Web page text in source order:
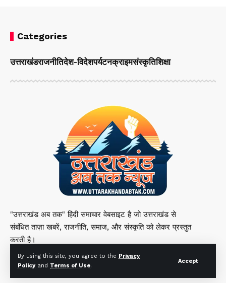
By using this site, you agree to the Privacy
Policyand Terms of Use.
Accept
Categories
उत्तराखंडराजनीतिदेश-विदेशपर्यटनक्राइमसंस्कृतिशिक्षा
"उत्तराखंड अब तक" हिंदी समाचार वेबसाइट है जो उत्तराखंड से
संबंधित ताज़ा खबरें, राजनीति, समाज, और संस्कृति को लेकर प्रस्तुत
करती है।